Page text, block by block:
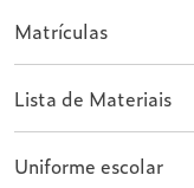
Matrículas
Lista de Materiais
Uniforme escolar